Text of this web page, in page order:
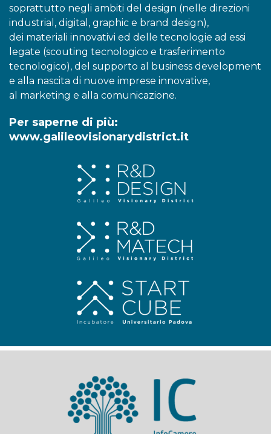
soprattutto negli ambiti del design (nelle direzioni
industrial, digital, graphic e brand design),
dei materiali innovativi ed delle tecnologie ad essi
legate (scouting tecnologico e trasferimento
tecnologico), del supporto al business development
e alla nascita di nuove imprese innovative,
al marketing e alla comunicazione.
Per saperne di più:
www.galileovisionarydistrict.it